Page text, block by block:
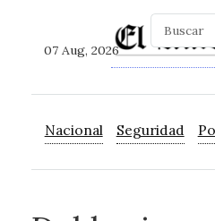
07 Aug, 2026
Nacional Seguridad